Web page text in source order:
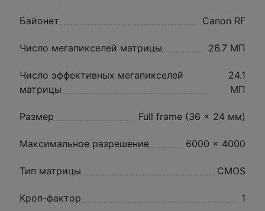
Байонет Canon RF
Число мегапикселей матрицы 26.7 МП
Число эффективных мегапикселей
матрицы
24.1
МП
Размер Full frame (36 x 24 мм)
Максимальное разрешение 6000 x 4000
Тип матрицы CMOS
Кроп-фактор 1